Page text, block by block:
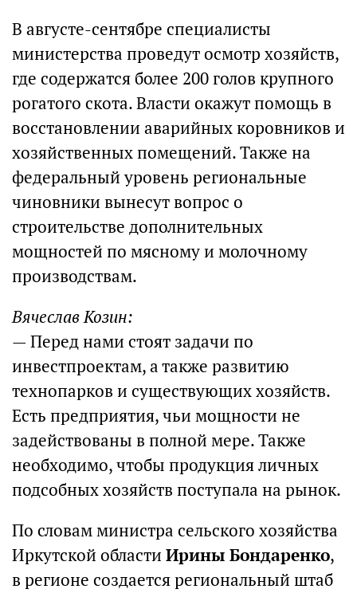
В августе-сентябре специалисты
министерства проведут осмотр хозяйств,
где содержатся более 200 голов крупного
рогатого скота. Власти окажут помощь в
восстановлении аварийных коровников и
хозяйственных помещений. Также на
федеральный уровень региональные
чиновники вынесут вопрос о
строительстве дополнительных
мощностей по мясному и молочному
производствам.
Вячеслав Козин:
— Перед нами стоят задачи по
инвестпроектам, а также развитию
технопарков и существующих хозяйств.
Есть предприятия, чьи мощности не
задействованы в полной мере. Также
необходимо, чтобы продукция личных
подсобных хозяйств поступала на рынок.
По словам министра сельского хозяйства
Иркутской области Ирины Бондаренко,
в регионе создается региональный штаб